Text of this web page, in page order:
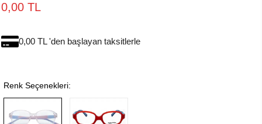
0,00 TL
0,00 TL 'den başlayan taksitlerle
Renk Seçenekleri: